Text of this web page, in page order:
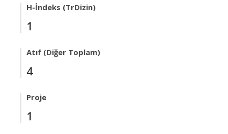
H-İndeks (TrDizin)
1
Atıf (Diğer Toplam)
4
Proje
1